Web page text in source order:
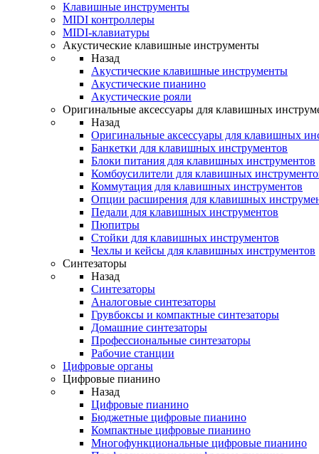
Клавишные инструменты
MIDI контроллеры
MIDI-клавиатуры
Акустические клавишные инструменты
Назад
Акустические клавишные инструменты
Акустические пианино
Акустические рояли
Оригинальные аксессуары для клавишных
Назад
Оригинальные аксессуары для клавишных
Банкетки для клавишных инструментов
Блоки питания для клавишных инструментов
Комбоусилители для клавишных
Коммутация для клавишных инструментов
Опции расширения для клавишных
Педали для клавишных инструментов
Пюпитры
Стойки для клавишных инструментов
Чехлы и кейсы для клавишных инструментов
Синтезаторы
Назад
Синтезаторы
Аналоговые синтезаторы
Грувбоксы и компактные синтезаторы
Домашние синтезаторы
Профессиональные синтезаторы
Рабочие станции
Цифровые органы
Цифровые пианино
Назад
Цифровые пианино
Бюджетные цифровые пианино
Компактные цифровые пианино
Многофункциональные цифровые пианино